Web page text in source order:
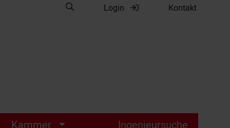
Suche öffnenLogin Kontakt